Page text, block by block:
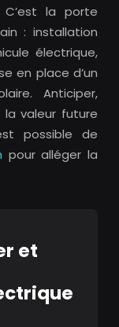
la porte
: installation
électrique,
en place d’un
Anticiper,
valeur future
possible de
pour alléger la
et